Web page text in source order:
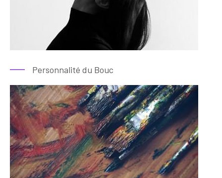
Personnalité du Bouc